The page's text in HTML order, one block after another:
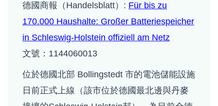
德國商報（Handelsblatt）: Für bis zu
170.000 Haushalte: Großer Batteriespeicher
in Schleswig-Holstein offiziell am Netz
文號：1144060013
位於德國北部 Bollingstedt 市的電池儲能設施
日前正式上線（該市位於德國最北邊與丹麥